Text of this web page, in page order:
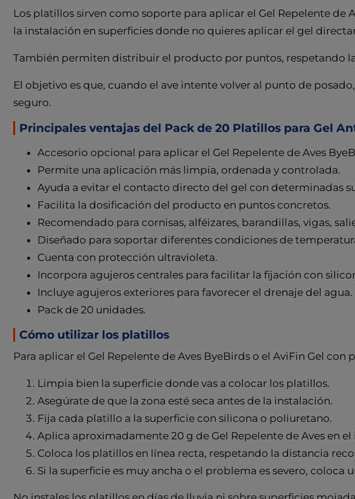
Los platillos sirven como soporte para aplicar el Gel Repelente
la instalación en superficies donde no quieres aplicar el gel
También permiten distribuir el producto por puntos, respetando
El objetivo es que, cuando el ave intente volver al punto de
seguro.
Principales ventajas del Pack de 20 Platillos para Gel
Accesorio opcional para aplicar el Gel Repelente de Aves
Permite una aplicación más limpia, ordenada y controlada.
Ayuda a evitar el contacto directo del gel con determinadas
Facilita la dosificación del producto en puntos concretos.
Recomendado para cornisas, alféizares, barandillas, vigas,
Diseñado para soportar diferentes condiciones de
Cuenta con protección ultravioleta.
Incorpora agujeros centrales para facilitar la fijación con
Incluye agujeros exteriores para favorecer el drenaje del agua.
Pack de 20 unidades.
Cómo utilizar los platillos
Para aplicar el Gel Repelente de Aves ByeBirds o el AviFin Gel con
Limpia bien la superficie donde vas a colocar los platillos.
Asegúrate de que la zona esté seca antes de la instalación.
Fija cada platillo a la superficie con silicona o poliuretano.
Aplica aproximadamente 20 g de Gel Repelente de Aves en
Coloca los platillos en línea recta, respetando la distancia
Si la superficie es muy ancha o el problema es severo, coloca